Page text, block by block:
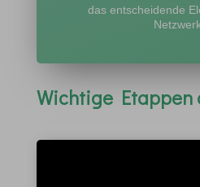
das entscheidende
Wichtige Etappen